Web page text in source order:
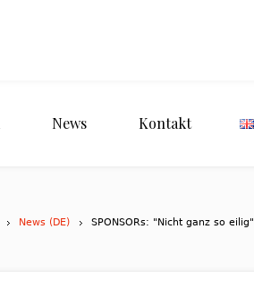
News Kontakt
News (DE) SPONSORs: "Nicht ganz so eilig"